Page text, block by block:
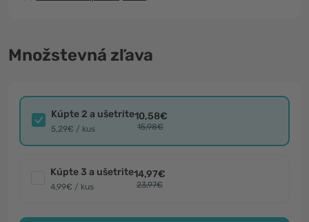
Množstevná zľava
Kúpte 2 a ušetrite
5,29€ / kus
10,58€
15,98€
Kúpte 3 a ušetrite
4,99€ / kus
14,97€
23,97€